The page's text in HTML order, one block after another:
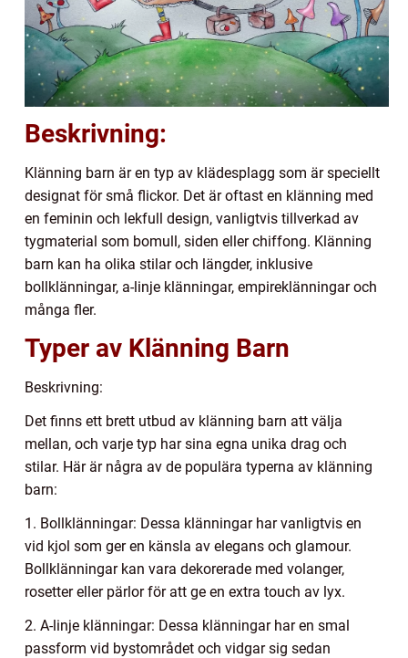
Beskrivning:
Klänning barn är en typ av klädesplagg som är speciellt
designat för små flickor. Det är oftast en klänning med
en feminin och lekfull design, vanligtvis tillverkad av
tygmaterial som bomull, siden eller chiffong. Klänning
barn kan ha olika stilar och längder, inklusive
bollklänningar, a-linje klänningar, empireklänningar och
många fler.
Typer av Klänning Barn
Beskrivning:
Det finns ett brett utbud av klänning barn att välja
mellan, och varje typ har sina egna unika drag och
stilar. Här är några av de populära typerna av klänning
barn:
1. Bollklänningar: Dessa klänningar har vanligtvis en
vid kjol som ger en känsla av elegans och glamour.
Bollklänningar kan vara dekorerade med volanger,
rosetter eller pärlor för att ge en extra touch av lyx.
2. A-linje klänningar: Dessa klänningar har en smal
passform vid bystområdet och vidgar sig sedan